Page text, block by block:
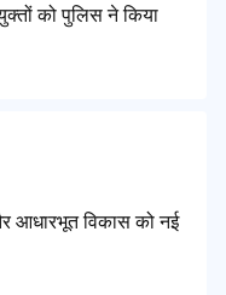
को पुलिस ने किया
आधारभूत विकास को नई